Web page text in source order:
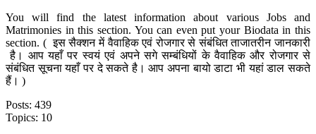
You will find the latest information about various Jobs and
Matrimonies in this section. You can even put your Biodata in this
section. ( इस सैक्शन में वैवाहिक एवं रोजगार से संबंधित ताजातरीन जानकारी
है। आप यहाँ पर स्वयं एवं अपने सगे सम्बंधियों के वैवाहिक और रोजगार से
संबंधित सूचना यहाँ पर दे सकते है। आप अपना बायो डाटा भी यहां डाल सकते
हैं। )
Posts: 439
Topics: 10